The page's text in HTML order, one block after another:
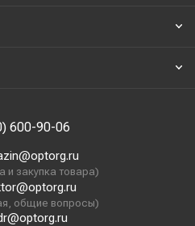
600-90-06
и закупка товара)
общие вопросы)